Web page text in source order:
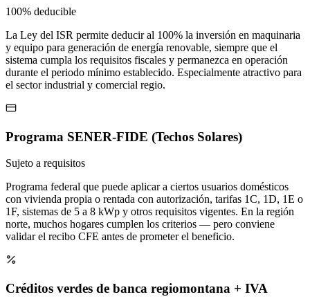
100% deducible
La Ley del ISR permite deducir al 100% la inversión en maquinaria
y equipo para generación de energía renovable, siempre que el
sistema cumpla los requisitos fiscales y permanezca en operación
durante el periodo mínimo establecido. Especialmente atractivo para
el sector industrial y comercial regio.
Programa SENER-FIDE (Techos Solares)
Sujeto a requisitos
Programa federal que puede aplicar a ciertos usuarios domésticos
con vivienda propia o rentada con autorización, tarifas 1C, 1D, 1E o
1F, sistemas de 5 a 8 kWp y otros requisitos vigentes. En la región
norte, muchos hogares cumplen los criterios — pero conviene
validar el recibo CFE antes de prometer el beneficio.
Créditos verdes de banca regiomontana + IVA